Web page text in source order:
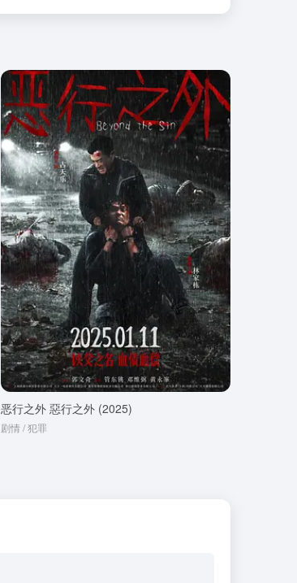
恶行之外 惡行之外 (2025)
剧情 / 犯罪